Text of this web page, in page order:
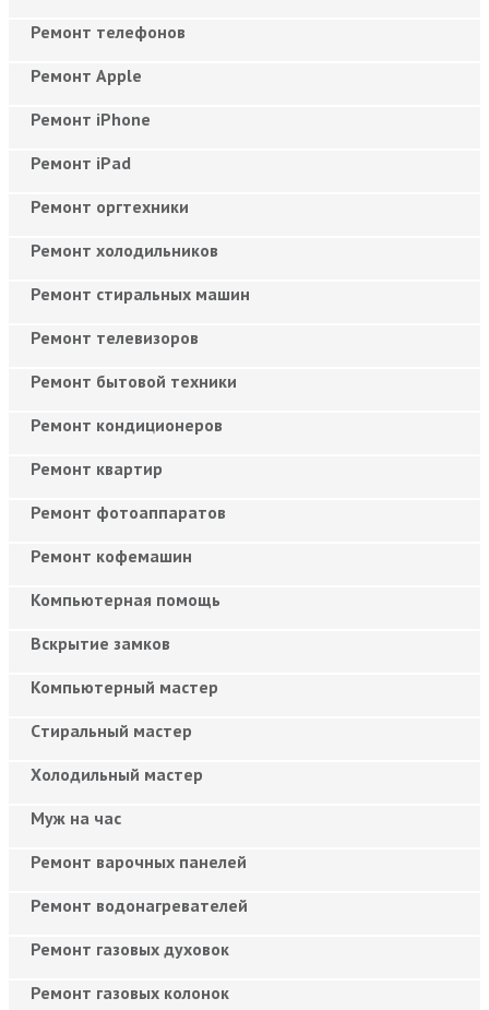
Ремонт телефонов
Ремонт Apple
Ремонт iPhone
Ремонт iPad
Ремонт оргтехники
Ремонт холодильников
Ремонт стиральных машин
Ремонт телевизоров
Ремонт бытовой техники
Ремонт кондиционеров
Ремонт квартир
Ремонт фотоаппаратов
Ремонт кофемашин
Компьютерная помощь
Вскрытие замков
Компьютерный мастер
Cтиральный мастер
Холодильный мастер
Муж на час
Ремонт варочных панелей
Ремонт водонагревателей
Ремонт газовых духовок
Ремонт газовых колонок